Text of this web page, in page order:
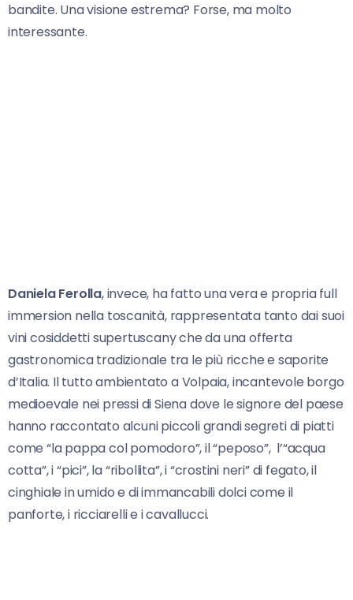
bandite. Una visione estrema? Forse, ma molto
interessante.
Daniela Ferolla, invece, ha fatto una vera e propria full
immersion nella toscanità, rappresentata tanto dai suoi
vini cosiddetti supertuscany che da una offerta
gastronomica tradizionale tra le più ricche e saporite
d’Italia. Il tutto ambientato a Volpaia, incantevole borgo
medioevale nei pressi di Siena dove le signore del paese
hanno raccontato alcuni piccoli grandi segreti di piatti
come “la pappa col pomodoro”, il “peposo”, l’“acqua
cotta”, i “pici”, la “ribollita”, i “crostini neri” di fegato, il
cinghiale in umido e di immancabili dolci come il
panforte, i ricciarelli e i cavallucci.